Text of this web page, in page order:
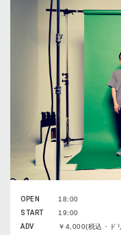
OPEN
18:00
START
19:00
ADV
￥4,000(税込・ド